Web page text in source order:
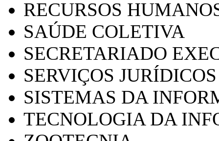
RECURSOS
SAÚDE COLETIVA
SECRETARIADO
SERVIÇOS
SISTEMAS DA
TECNOLOGIA DA